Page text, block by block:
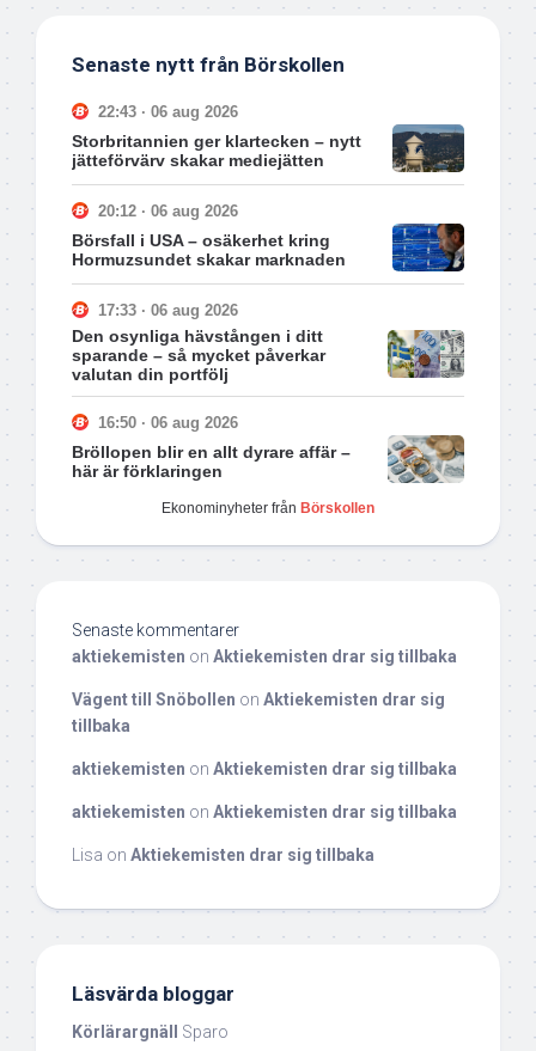
Senaste nytt från Börskollen
22:43 · 06 aug 2026
Storbritannien ger klartecken – nytt
jätteförvärv skakar mediejätten
20:12 · 06 aug 2026
Börsfall i USA – osäkerhet kring
Hormuzsundet skakar marknaden
17:33 · 06 aug 2026
Den osynliga hävstången i ditt
sparande – så mycket påverkar
valutan din portfölj
16:50 · 06 aug 2026
Bröllopen blir en allt dyrare affär –
här är förklaringen
Ekonominyheter från Börskollen
Senaste kommentarer
aktiekemisten on Aktiekemisten drar sig tillbaka
Vägent till Snöbollen on Aktiekemisten drar sig
tillbaka
aktiekemisten on Aktiekemisten drar sig tillbaka
aktiekemisten on Aktiekemisten drar sig tillbaka
Lisa on Aktiekemisten drar sig tillbaka
Läsvärda bloggar
Körlärargnäll
Sparo